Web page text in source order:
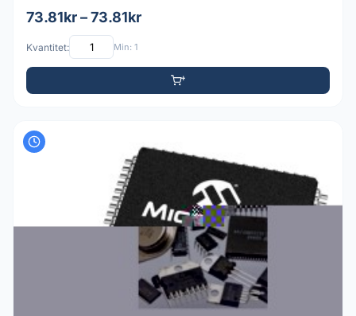
73.81kr – 73.81kr
Kvantitet: Min: 1